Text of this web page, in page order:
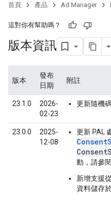
首頁 產品 Ad Manager
這對你有幫助嗎？
版本資訊
版本
發布
日期
附註
23.1.0
2026-
02-23
更新隨機
23.0.0
2025-
12-08
更新 PAL
動，請參
新增支援
資料儲存